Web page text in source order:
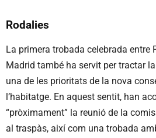
Rodalies
La primera trobada celebrada entre
Madrid també ha servit per tractar
una de les prioritats de la nova
l’habitatge. En aquest sentit, han
“pròximament” la reunió de la
al traspàs, així com una trobada